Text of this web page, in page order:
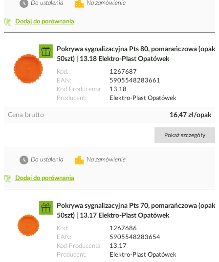
Dodaj do porównania
Na zamówienie
Do ustalenia
Pokrywa sygnalizacyjna Pts 80, pomarańczowa (opak
50szt) | 13.18 Elektro-Plast Opatówek
Kod
1267687
EAN
5905548283661
Kod Producenta
13.18
Producent
Elektro-Plast Opatówek
Cena brutto 16,47 zł/opak
Pokaż szczegóły
Dodaj do porównania
Na zamówienie
Do ustalenia
Pokrywa sygnalizacyjna Pts 70, pomarańczowa (opak
50szt) | 13.17 Elektro-Plast Opatówek
Kod
1267686
EAN
5905548283654
Kod Producenta
13.17
Producent
Elektro-Plast Opatówek